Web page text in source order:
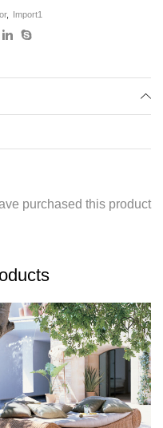
, Import1
purchased this product